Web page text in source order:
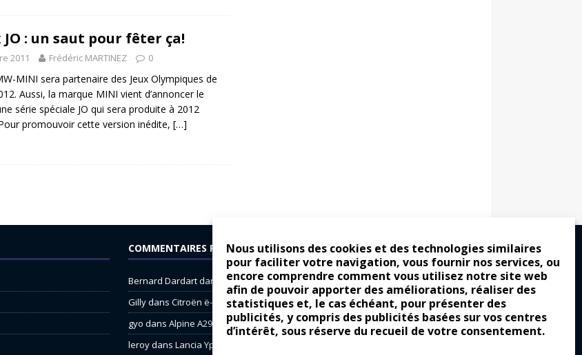
Nous utilisons des cookies et des technologies similaires
pour faciliter votre navigation, vous fournir nos services, ou
encore comprendre comment vous utilisez notre site web
afin de pouvoir apporter des améliorations, réaliser des
statistiques et, le cas échéant, pour présenter des
publicités, y compris des publicités basées sur vos centres
d’intérêt, sous réserve du recueil de votre consentement.
: un saut pour fêter ça!
2011 Frédéric MARTINEZ 0
MINI sera partenaire des Jeux Olympiques de
Aussi, la marque MINI vient d’annoncer le
série spéciale JO qui sera produite à 2012
promouvoir cette version inédite, […]
COMMENTAIRES RÉCENTS
Bernard Dardartdans
Dacia Sandero : pour les gens vrais
Gillydans Citroën ë-C3 : la révolution a commencé
gyo dans Alpine A290 : L’irrésistible attraction de la légèreté
leroydans Lancia Ypsilon : naturellement envoûtante ?